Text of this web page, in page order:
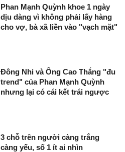
Phan Mạnh Quỳnh khoe 1 ngày
dịu dàng vì không phải lấy hàng
cho vợ, bà xã liền vào "vạch mặt"
Đông Nhi và Ông Cao Thắng "đu
trend" của Phan Mạnh Quỳnh
nhưng lại có cái kết trái ngược
3 chỗ trên người càng trắng
càng yếu, số 1 ít ai nhìn